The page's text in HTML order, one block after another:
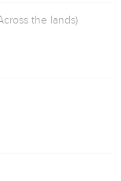
the lands)